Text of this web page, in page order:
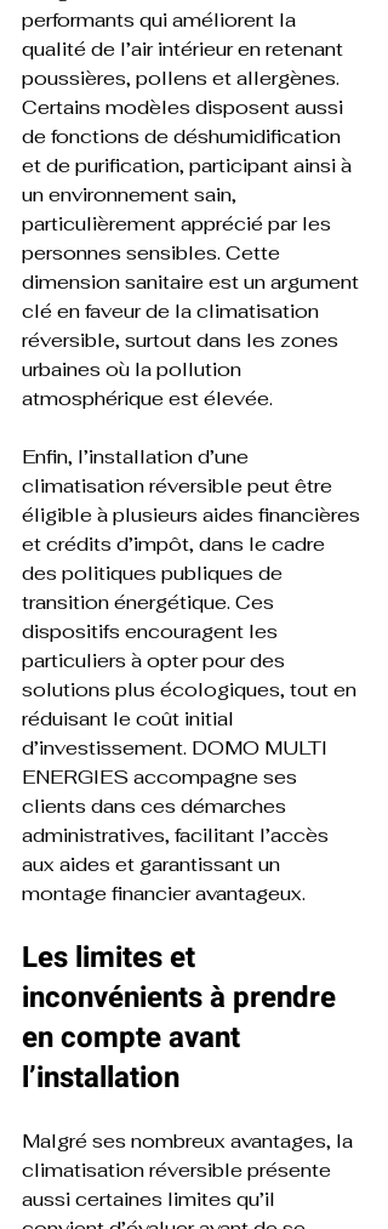
performants qui améliorent la
qualité de l’air intérieur en retenant
poussières, pollens et allergènes.
Certains modèles disposent aussi
de fonctions de déshumidification
et de purification, participant ainsi à
un environnement sain,
particulièrement apprécié par les
personnes sensibles. Cette
dimension sanitaire est un argument
clé en faveur de la climatisation
réversible, surtout dans les zones
urbaines où la pollution
atmosphérique est élevée.
Enfin, l’installation d’une
climatisation réversible peut être
éligible à plusieurs aides financières
et crédits d’impôt, dans le cadre
des politiques publiques de
transition énergétique. Ces
dispositifs encouragent les
particuliers à opter pour des
solutions plus écologiques, tout en
réduisant le coût initial
d’investissement. DOMO MULTI
ENERGIES accompagne ses
clients dans ces démarches
administratives, facilitant l’accès
aux aides et garantissant un
montage financier avantageux.
Les limites et
inconvénients à prendre
en compte avant
l’installation
Malgré ses nombreux avantages, la
climatisation réversible présente
aussi certaines limites qu’il